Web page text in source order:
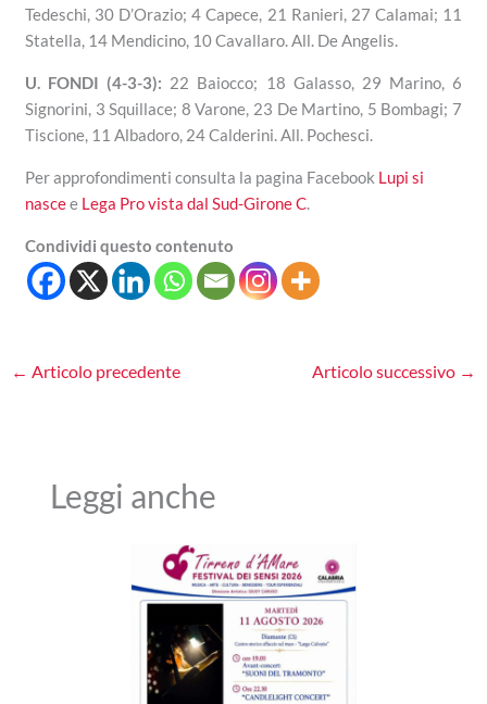
Tedeschi, 30 D’Orazio; 4 Capece, 21 Ranieri, 27 Calamai; 11
Statella, 14 Mendicino, 10 Cavallaro. All. De Angelis.
U. FONDI (4-3-3): 22 Baiocco; 18 Galasso, 29 Marino, 6
Signorini, 3 Squillace; 8 Varone, 23 De Martino, 5 Bombagi; 7
Tiscione, 11 Albadoro, 24 Calderini. All. Pochesci.
Per approfondimenti consulta la pagina Facebook Lupi si
nascee Lega Pro vista dal Sud-Girone C.
Condividi questo contenuto
← Articolo precedente Articolo successivo →
Leggi anche